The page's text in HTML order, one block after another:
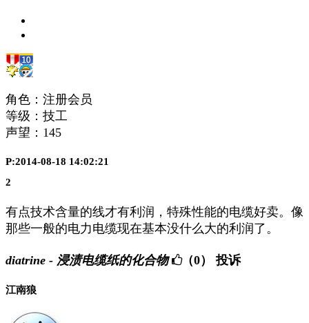
角色：注册会员
等级：技工
声望： 145
P:2014-08-18 14:02:21
2
有点技术含量的线才有利润，特殊性能的电缆好卖。像
那些一般的电力电缆现在基本没什么大的利润了。
diatrine - 浸渍电缆纸的化合物 （0） 投诉
江南狼